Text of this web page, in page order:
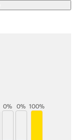
0% 0% 100%